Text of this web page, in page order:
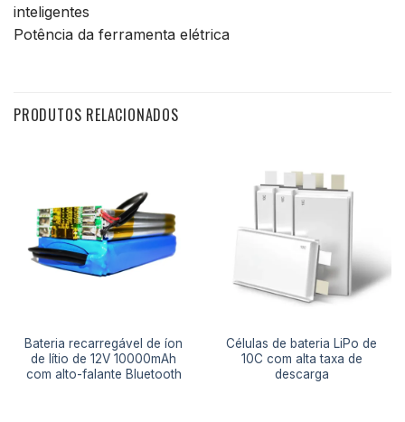
inteligentes
Potência da ferramenta elétrica
PRODUTOS RELACIONADOS
Bateria recarregável de íon
de lítio de 12V 10000mAh
com alto-falante Bluetooth
Células de bateria LiPo de
10C com alta taxa de
descarga